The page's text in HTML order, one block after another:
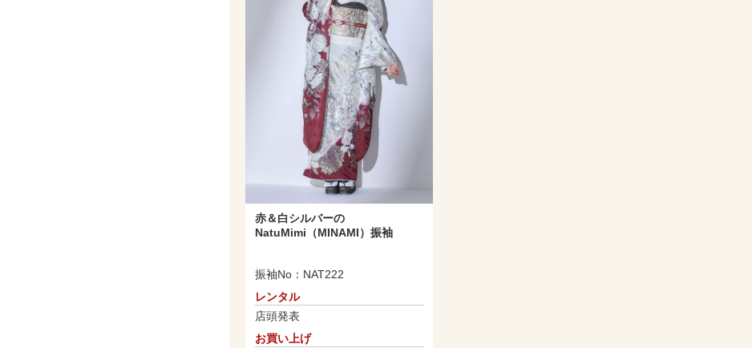
赤＆白シルバーの
NatuMimi（MINAMI）振袖
振袖No：NAT222
レンタル
店頭発表
お買い上げ